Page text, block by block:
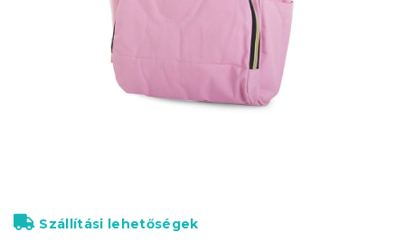
Szállítási lehetőségek